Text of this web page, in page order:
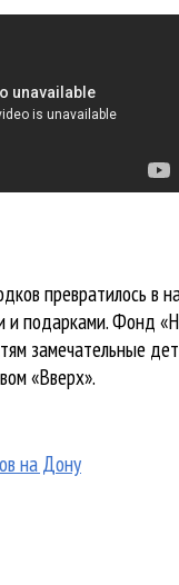
превратилось в
и подарками. Фонд
замечательные
«Вверх».
на Дону